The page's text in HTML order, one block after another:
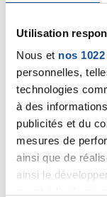
Utilisation
Nous et nos
personnelles,
technologies
à des
publicités et du
mesures de
ainsi que de
ainsi le
de référence
pathologie.
L’irm peut être
de contraste.
Autrement dit,
pouvez être